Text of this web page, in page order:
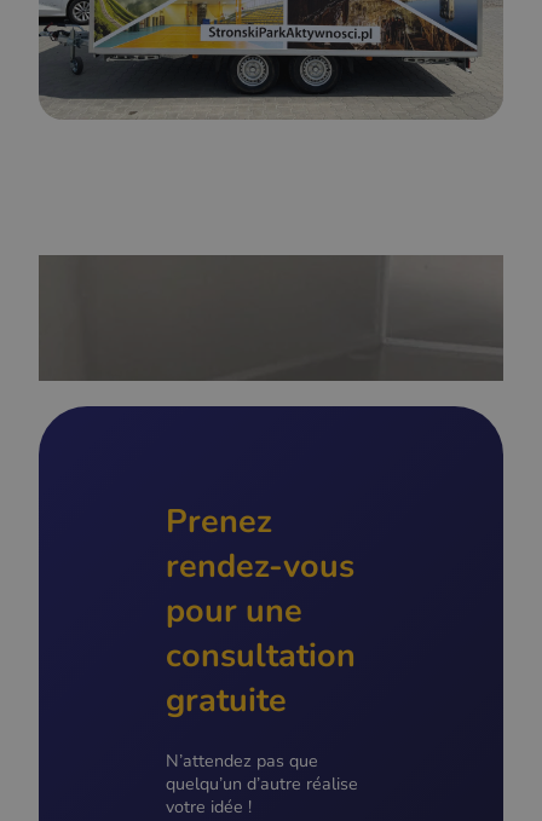
Prenez
rendez-vous
pour une
consultation
gratuite
N’attendez pas que
quelqu’un d’autre réalise
votre idée !